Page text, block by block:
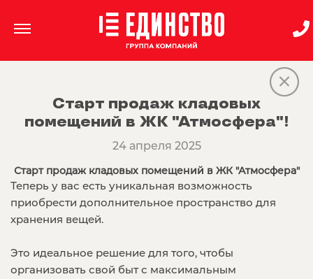
Старт продаж кладовых
помещений в ЖК "Атмосфера"!
24 апреля 2025
Старт продаж кладовых помещений в ЖК "Атмосфера"
Теперь у вас есть уникальная возможность
приобрести дополнительное пространство для
хранения вещей.
Это идеальное решение для того, чтобы
организовать свой быт с максимальным